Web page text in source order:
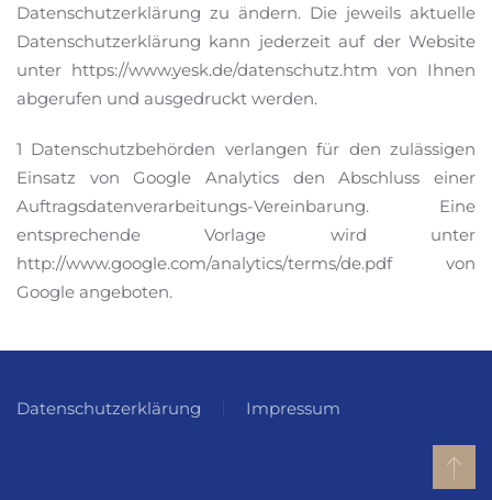
Datenschutzerklärung zu ändern. Die jeweils aktuelle
Datenschutzerklärung kann jederzeit auf der Website
unter https://www.yesk.de/datenschutz.htm von Ihnen
abgerufen und ausgedruckt werden.
1 Datenschutzbehörden verlangen für den zulässigen
Einsatz von Google Analytics den Abschluss einer
Auftragsdatenverarbeitungs-Vereinbarung. Eine
entsprechende Vorlage wird unter
http://www.google.com/analytics/terms/de.pdf von
Google angeboten.
Datenschutzerklärung Impressum